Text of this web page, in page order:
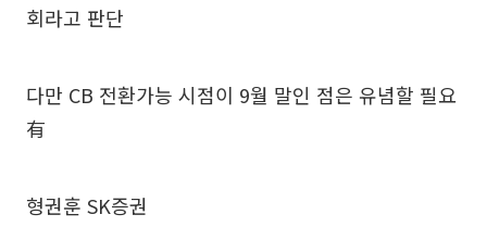
회라고 판단
다만 CB 전환가능 시점이 9월 말인 점은 유념할 필요
有
형권훈 SK증권